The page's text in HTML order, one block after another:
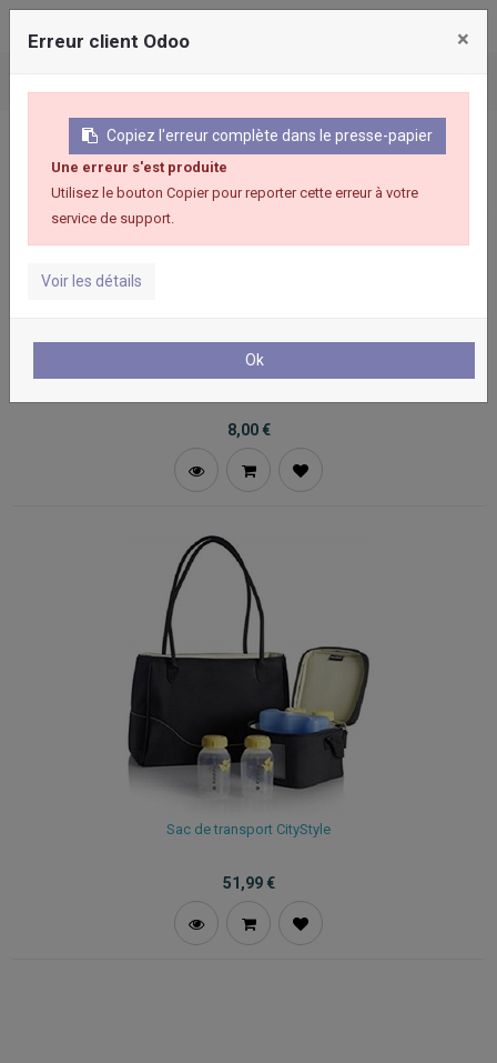
Filtres
les
options
Filtre
Sachets pour micro-ondes Easy Clean
8,00€
Sac de transport CityStyle
51,99€
Erreur client Odoo ×
Copiez l'erreur complète dans le presse-papier
Une erreur s'est produite
Utilisez le bouton Copier pour reporter cette erreur à votre
service de support.
Voir les détails
Ok